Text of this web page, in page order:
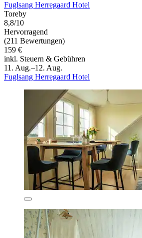
Fuglsang Herregaard Hotel
Toreby
8,8/10
Hervorragend
(211 Bewertungen)
159 €
inkl. Steuern & Gebühren
11. Aug.–12. Aug.
Fuglsang Herregaard Hotel